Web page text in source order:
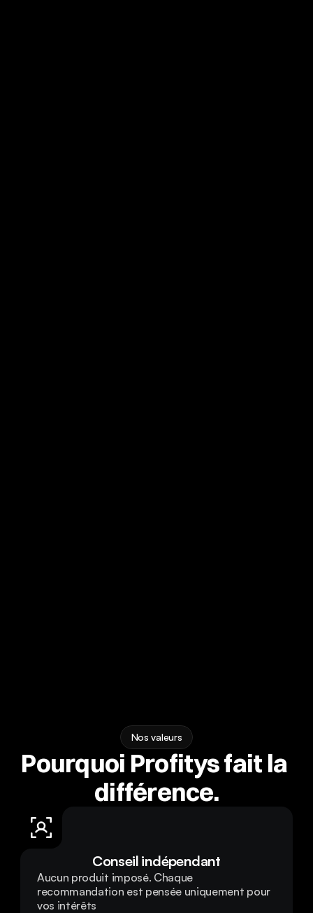
Nos valeurs
Pourquoi Profitys fait la
différence.
Conseil indépendant
Aucun produit imposé. Chaque
recommandation est pensée uniquement pour
vos intérêts